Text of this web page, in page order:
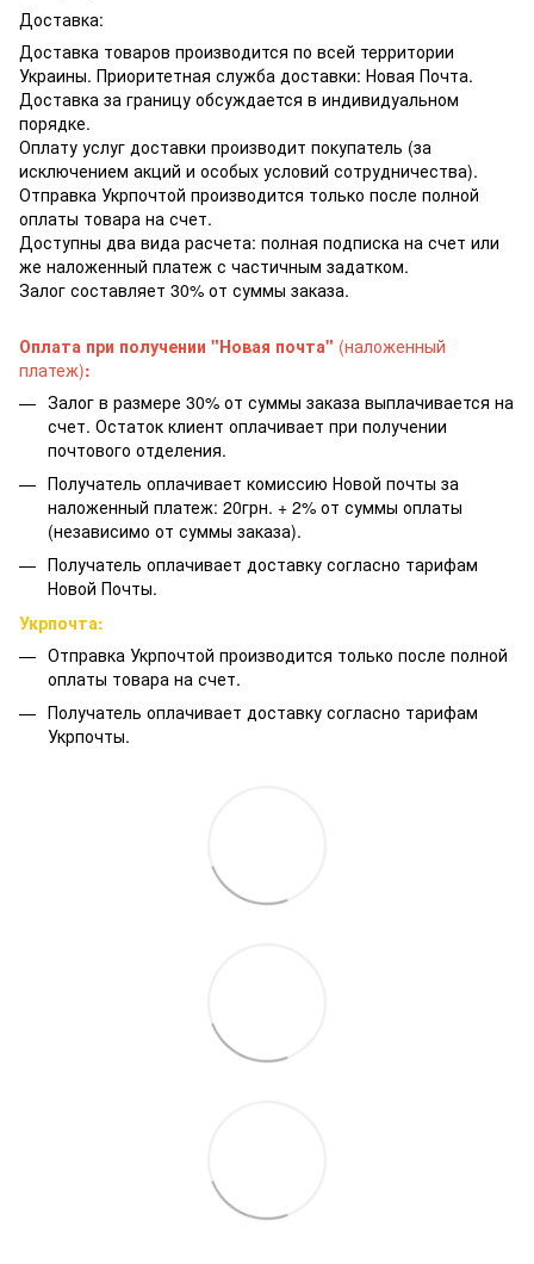
Доставка:
Доставка товаров производится по всей территории
Украины. Приоритетная служба доставки: Новая Почта.
Доставка за границу обсуждается в индивидуальном
порядке.
Оплату услуг доставки производит покупатель (за
исключением акций и особых условий сотрудничества).
Отправка Укрпочтой производится только после полной
оплаты товара на счет.
Доступны два вида расчета: полная подписка на счет или
же наложенный платеж с частичным задатком.
Залог составляет 30% от суммы заказа.
Оплата при получении "Новая почта" (наложенный
платеж):
Залог в размере 30% от суммы заказа выплачивается на
счет. Остаток клиент оплачивает при получении
почтового отделения.
Получатель оплачивает комиссию Новой почты за
наложенный платеж: 20грн. + 2% от суммы оплаты
(независимо от суммы заказа).
Получатель оплачивает доставку согласно тарифам
Новой Почты.
Укрпочта:
Отправка Укрпочтой производится только после полной
оплаты товара на счет.
Получатель оплачивает доставку согласно тарифам
Укрпочты.